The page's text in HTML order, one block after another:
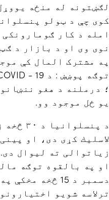
لګښتونه له منځه
امله د کار
نوی وی او د بازار د
په مشترک المال کې
یو ځل موجود وو.
د
لاسلیك كړی دی، او
زیاتوالی ته لیوال
ترلاسه شویو